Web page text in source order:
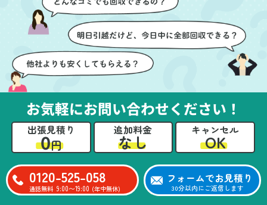
お気軽にお問い合わせください！
出張見積り
0円
追加料金
なし
キャンセル
OK
0120-525-058
通話無料 9:00〜19:00 (年中無休)
フォームでお見積り
30分以内にご返信します